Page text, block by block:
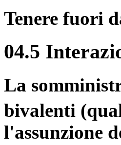
Tenere fuori
04.5
La
bivalenti
l'assunzione